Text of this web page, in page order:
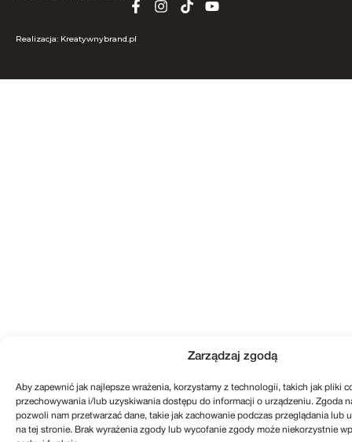
Zarządzaj zgodą
Aby zapewnić jak najlepsze wrażenia, korzystamy z technologii, takich jak pliki
przechowywania i/lub uzyskiwania dostępu do informacji o urządzeniu. Zgoda
pozwoli nam przetwarzać dane, takie jak zachowanie podczas przeglądania lub
na tej stronie. Brak wyrażenia zgody lub wycofanie zgody może niekorzystnie
Realizacja: Kreatywnybrand.pl